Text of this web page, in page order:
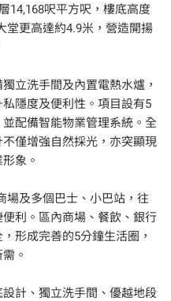
14,168呎平方呎，樓底高度
堂更高達約4.9米，營造開揚
立洗手間及內置電熱水爐，
隱度及便利性。項目設有5
配備智能物業管理系統。全
僅增強自然採光，亦突顯現
象。
場及多個巴士、小巴站，往
利。區內商場、餐飲、銀行
形成完善的5分鐘生活圈，
。
計、獨立洗手間、優越地段